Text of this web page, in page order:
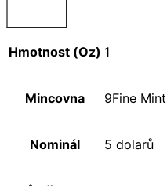
Hmotnost (Oz) 1
Mincovna 9Fine Mint
Nominál 5 dolarů